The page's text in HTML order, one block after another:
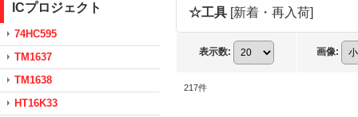
ICプロジェクト
74HC595
TM1637
TM1638
HT16K33
☆工具 [新着・再入荷]
表示数: 画像:
217件